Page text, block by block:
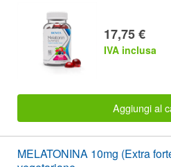
17,75 €
IVA inclusa
Aggiungi al
MELATONINA 10mg (Extra